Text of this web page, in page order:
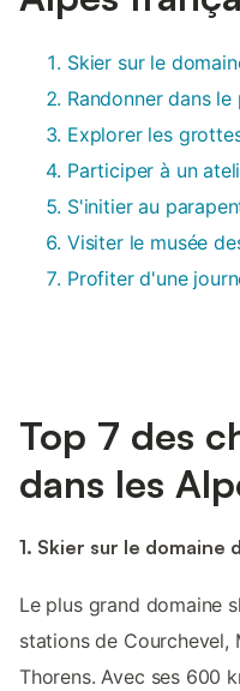
Skier sur le
Randonner dans
Explorer les
Participer à un
S'initier au
Visiter le musée
Profiter d'une
Top 7 des
dans les
1. Skier sur le domaine
Le plus grand domaine
stations de Courchevel,
Thorens. Avec ses 600